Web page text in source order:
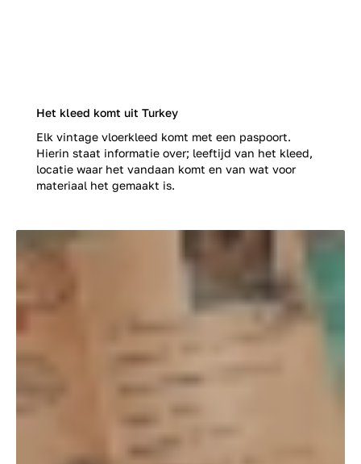
Het kleed komt uit Turkey
Elk vintage vloerkleed komt met een paspoort.
Hierin staat informatie over; leeftijd van het kleed,
locatie waar het vandaan komt en van wat voor
materiaal het gemaakt is.